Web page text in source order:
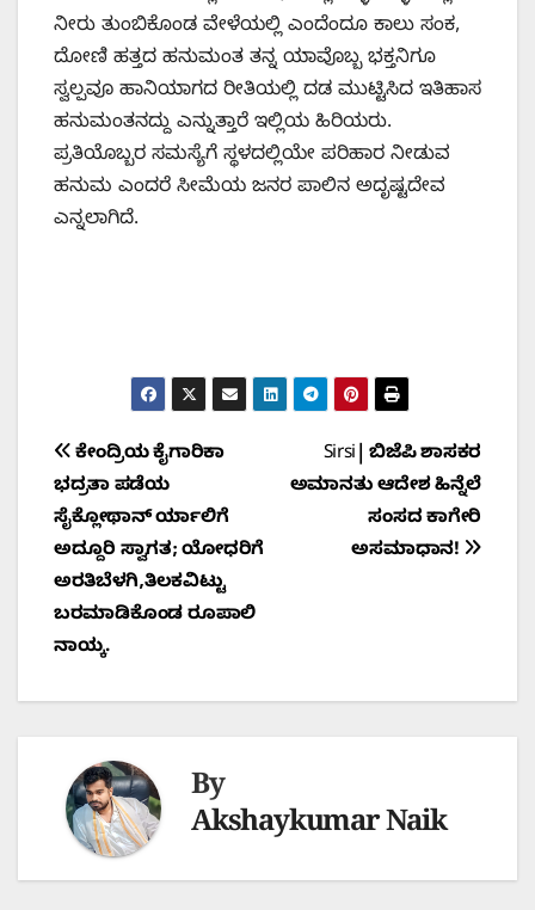
ನೀರು ತುಂಬಿಕೊಂಡ ವೇಳೆಯಲ್ಲಿ ಎಂದೆಂದೂ ಕಾಲು ಸಂಕ,
ದೋಣಿ ಹತ್ತದ ಹನುಮಂತ ತನ್ನ ಯಾವೊಬ್ಬ ಭಕ್ತನಿಗೂ
ಸ್ವಲ್ಪವೂ ಹಾನಿಯಾಗದ ರೀತಿಯಲ್ಲಿ ದಡ ಮುಟ್ಟಿಸಿದ ಇತಿಹಾಸ
ಹನುಮಂತನದ್ದು ಎನ್ನುತ್ತಾರೆ ಇಲ್ಲಿಯ ಹಿರಿಯರು.
ಪ್ರತಿಯೊಬ್ಬರ ಸಮಸ್ಯೆಗೆ ಸ್ಥಳದಲ್ಲಿಯೇ ಪರಿಹಾರ ನೀಡುವ
ಹನುಮ ಎಂದರೆ ಸೀಮೆಯ ಜನರ ಪಾಲಿನ ಅದೃಷ್ಟದೇವ
ಎನ್ನಲಾಗಿದೆ.
Post
navigation
Sirsi| ಬಿಜೆಪಿ ಶಾಸಕರ
ಅಮಾನತು ಆದೇಶ ಹಿನ್ನೆಲೆ
ಸಂಸದ ಕಾಗೇರಿ
ಅಸಮಾಧಾನ!
ಕೇಂದ್ರಿಯ ಕೈಗಾರಿಕಾ
ಭದ್ರತಾ ಪಡೆಯ
ಸೈಕ್ಲೋಥಾನ್ ರ್ಯಾಲಿಗೆ
ಅದ್ದೂರಿ ಸ್ವಾಗತ; ಯೋಧರಿಗೆ
ಅರತಿಬೆಳಗಿ,ತಿಲಕವಿಟ್ಟು
ಬರಮಾಡಿಕೊಂಡ ರೂಪಾಲಿ
ನಾಯ್ಕ.
By
Akshaykumar Naik